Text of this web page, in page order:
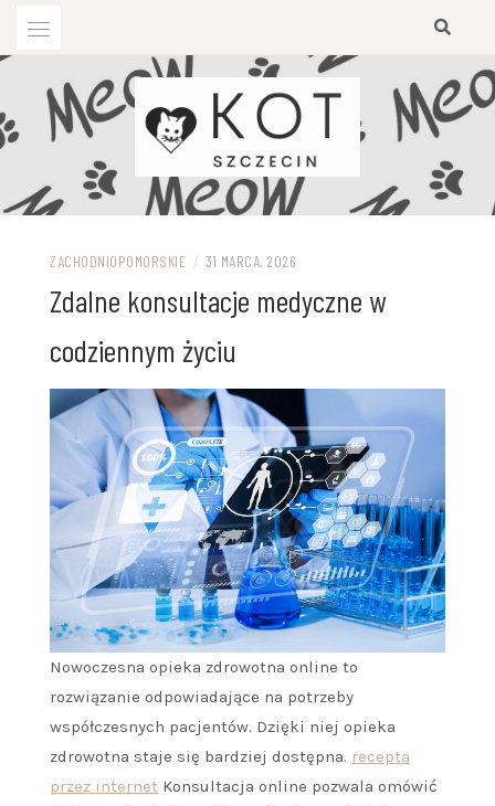
treści
ZACHODNIOPOMORSKIE / 31 MARCA, 2026
Zdalne konsultacje medyczne w
codziennym życiu
Nowoczesna opieka zdrowotna online to
rozwiązanie odpowiadające na potrzeby
współczesnych pacjentów. Dzięki niej opieka
zdrowotna staje się bardziej dostępna. recepta
przez internet Konsultacja online pozwala omówić